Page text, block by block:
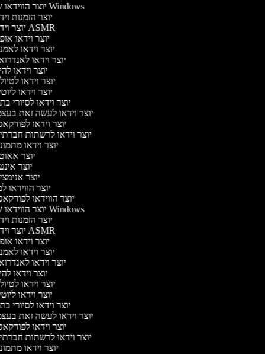
יוצר הווידאו של Windows
יוצר הזמנות
יוצר וידאו ASMR
יוצר וידאו
יוצר וידאו
יוצר וידאו
יוצר וידאו
יוצר וידאו
יוצר וידאו
יוצר וידאו לסיורי
יוצר וידאו לעשה זאת
יוצר וידאו
יוצר וידאו לרשתות
יוצר וידאו
יוצר
יוצר
יוצר
יוצר הווידאו
יוצר הווידאו
יוצר הווידאו של Windows
יוצר הזמנות
יוצר וידאו ASMR
יוצר וידאו
יוצר וידאו
יוצר וידאו
יוצר וידאו
יוצר וידאו
יוצר וידאו
יוצר וידאו לסיורי
יוצר וידאו לעשה זאת
יוצר וידאו
יוצר וידאו לרשתות
יוצר וידאו